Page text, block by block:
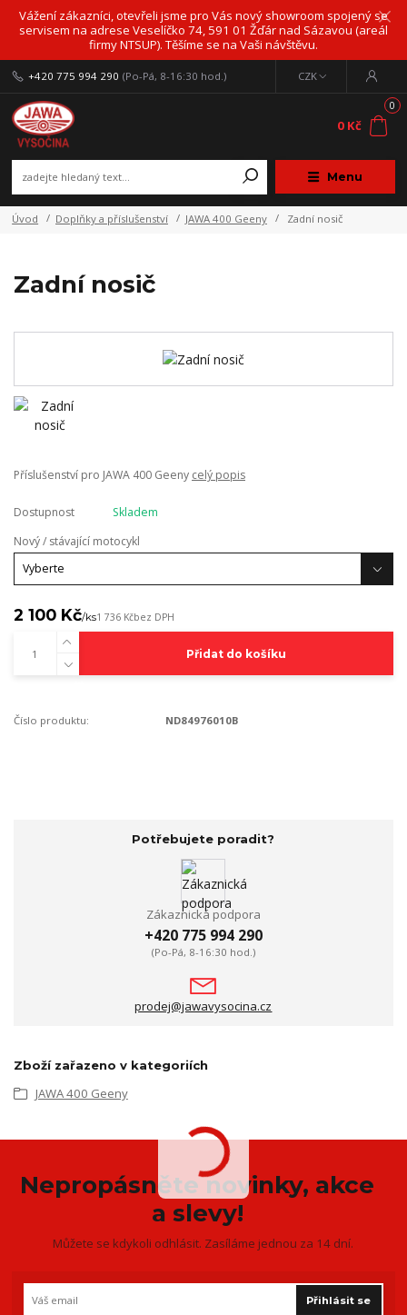
Vážení zákazníci, otevřeli jsme pro Vás nový showroom spojený se
servisem na adrese Veselíčko 74, 591 01 Žďár nad Sázavou (areál
firmy NTSUP). Těšíme se na Vaši návštěvu.
Menu
CZK
+420 775 994 290 (Po-Pá, 8-16:30 hod.)
0
0 Kč
Úvod Doplňky a příslušenství JAWA 400 Geeny Zadní nosič
Zadní nosič
Příslušenství pro JAWA 400 Geeny celý popis
Dostupnost
Skladem
Nový / stávající motocykl
2 100 Kč/ks1 736 Kčbez DPH
Přidat do košíku
Číslo produktu: ND84976010B
Potřebujete poradit?
Zákaznická podpora
+420 775 994 290
(Po-Pá, 8-16:30 hod.)
prodej@jawavysocina.cz
Zboží zařazeno v kategoriích
JAWA 400 Geeny
Nepropásněte novinky, akce
a slevy!
Můžete se kdykoli odhlásit. Zasíláme jednou za 14 dní.
Přihlásit se